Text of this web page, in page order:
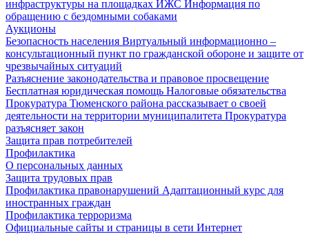
инфраструктуры на площадках ИЖС Информация по
обращению с бездомными собаками
Аукционы
Безопасность населения Виртуальный информационно –
консультационный пункт по гражданской обороне и защите от
чрезвычайных ситуаций
Разъяснение законодательства и правовое просвещение
Бесплатная юридическая помощь Налоговые обязательства
Прокуратура Тюменского района рассказывает о своей
деятельности на территории муниципалитета Прокуратура
разъясняет закон
Защита прав потребителей
Профилактика
О персональных данных
Защита трудовых прав
Профилактика правонарушений Адаптационный курс для
иностранных граждан
Профилактика терроризма
Официальные сайты и страницы в сети Интернет